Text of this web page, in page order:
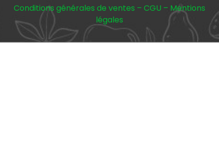
Conditions générales de ventes – CGU – Mentions
légales